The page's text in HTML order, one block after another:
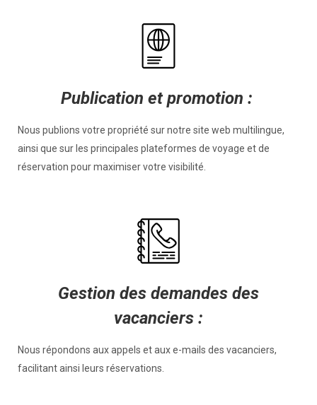
Publication et promotion :
Nous publions votre propriété sur notre site web multilingue,
ainsi que sur les principales plateformes de voyage et de
réservation pour maximiser votre visibilité.
Gestion des demandes des
vacanciers :
Nous répondons aux appels et aux e-mails des vacanciers,
facilitant ainsi leurs réservations.